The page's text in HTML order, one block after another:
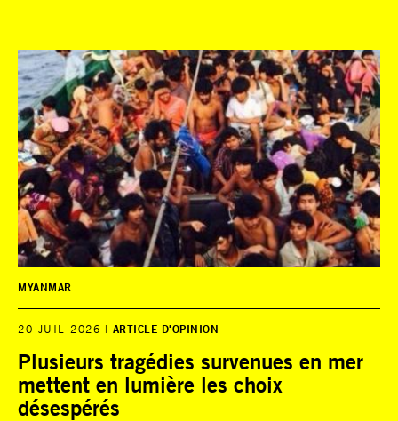
MYANMAR
20 JUIL 2026 ARTICLE D'OPINION
Plusieurs tragédies survenues en mer
mettent en lumière les choix
désespérés